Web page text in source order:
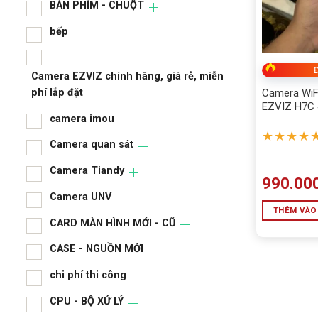
BÀN PHÍM - CHUỘT
bếp
Camera EZVIZ chính hãng, giá rẻ, miễn
phí lắp đặt
camera imou
Camera quan sát
Camera Tiandy
Camera UNV
CARD MÀN HÌNH MỚI - CŨ
CASE - NGUỒN MỚI
chi phí thi công
CPU - BỘ XỬ LÝ
bếp
Camera
EZVIZ H7C
THÊM VÀO